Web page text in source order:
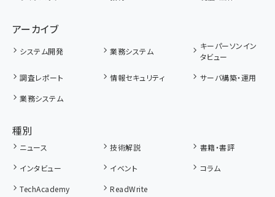
アーカイブ
システム開発 業務システム
キーパーソンイン
タビュー
調査レポート
情報セキュリティ
サーバ構築・運用
業務システム
種別
ニュース 技術解説
書籍・書評
インタビュー
イベント
コラム
TechAcademy
ReadWrite